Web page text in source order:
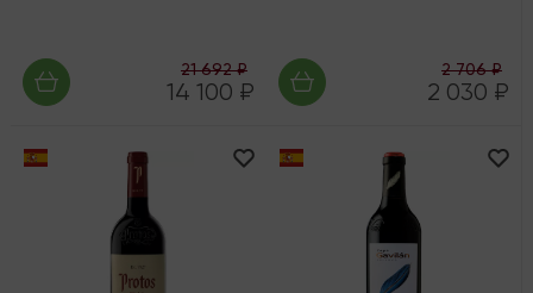
21 692 ₽
14 100 ₽
2 706 ₽
2 030 ₽